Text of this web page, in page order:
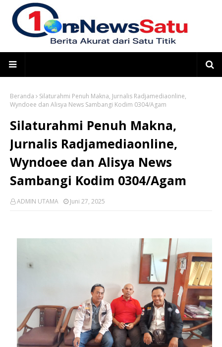
Beranda
Silaturahmi Penuh Makna, Jurnalis Radjamediaonline,
Wyndoee dan Alisya News Sambangi Kodim 0304/Agam
Silaturahmi Penuh Makna,
Jurnalis Radjamediaonline,
Wyndoee dan Alisya News
Sambangi Kodim 0304/Agam
ADMIN UTAMA Juni 27, 2025